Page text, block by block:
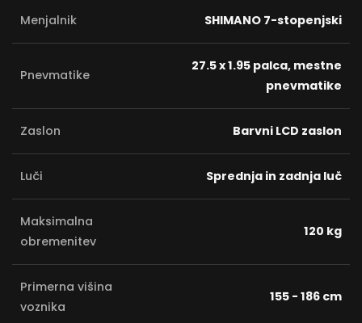
Menjalnik SHIMANO 7-stopenjski
Pnevmatike
27.5 x 1.95 palca, mestne
pnevmatike
Zaslon Barvni LCD zaslon
Luči Sprednja in zadnja luč
Maksimalna
obremenitev
120 kg
Primerna višina
voznika
155 - 186 cm